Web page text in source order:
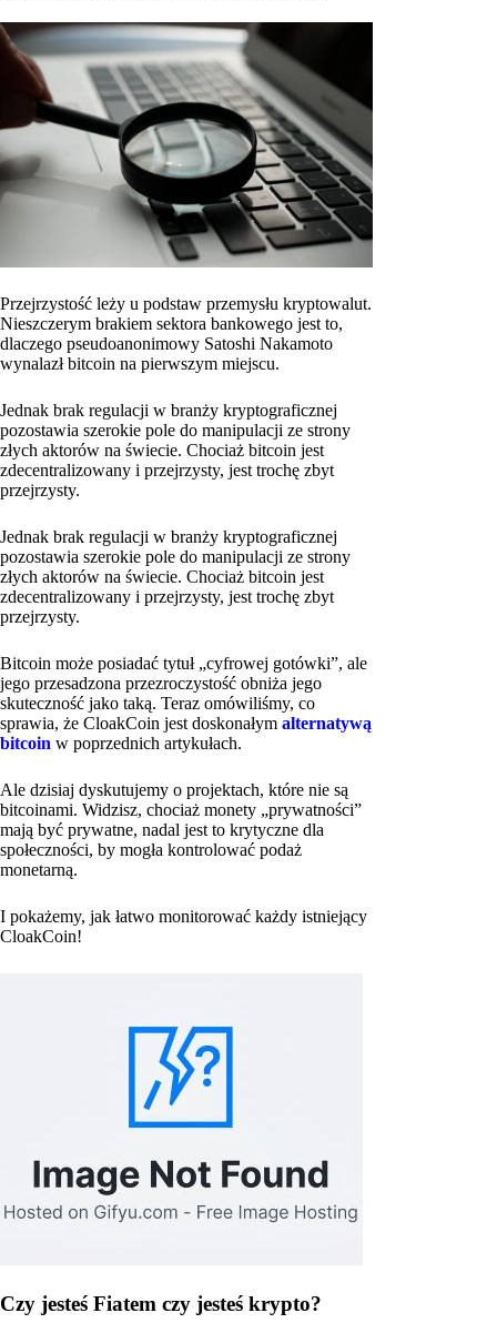
Przejrzystość leży u podstaw przemysłu kryptowalut.
Nieszczerym brakiem sektora bankowego jest to,
dlaczego pseudoanonimowy Satoshi Nakamoto
wynalazł bitcoin na pierwszym miejscu.
Jednak brak regulacji w branży kryptograficznej
pozostawia szerokie pole do manipulacji ze strony
złych aktorów na świecie. Chociaż bitcoin jest
zdecentralizowany i przejrzysty, jest trochę zbyt
przejrzysty.
Jednak brak regulacji w branży kryptograficznej
pozostawia szerokie pole do manipulacji ze strony
złych aktorów na świecie. Chociaż bitcoin jest
zdecentralizowany i przejrzysty, jest trochę zbyt
przejrzysty.
Bitcoin może posiadać tytuł „cyfrowej gotówki”, ale
jego przesadzona przezroczystość obniża jego
skuteczność jako taką. Teraz omówiliśmy, co
sprawia, że CloakCoin jest doskonałym alternatywą
bitcoin w poprzednich artykułach.
Ale dzisiaj dyskutujemy o projektach, które nie są
bitcoinami. Widzisz, chociaż monety „prywatności”
mają być prywatne, nadal jest to krytyczne dla
społeczności, by mogła kontrolować podaż
monetarną.
I pokażemy, jak łatwo monitorować każdy istniejący
CloakCoin!
Czy jesteś Fiatem czy jesteś krypto?